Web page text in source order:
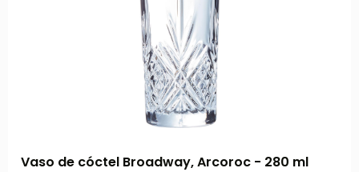
Vaso de cóctel Broadway, Arcoroc - 280 ml